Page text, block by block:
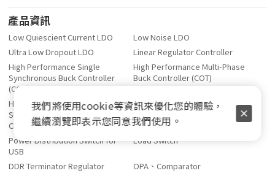
產品資訊
Low Quiescient Current LDO
Low Noise LDO
Ultra Low Dropout LDO
Linear Regulator Controller
High Performance Single
Synchronous Buck Controller
(COT)
High Performance Multi-Phase
Buck Controller (COT)
High Performance Single
Synchronous Buck
Converter(MCM)
High Performance Single
Synchronous Buck Converter
Power Distribution Switch for
USB
Load Switch
DDR Terminator Regulator
OPA、Comparator
我們將使用cookie等資訊來優化您的體驗，
繼續瀏覽即表示您同意我們使用。